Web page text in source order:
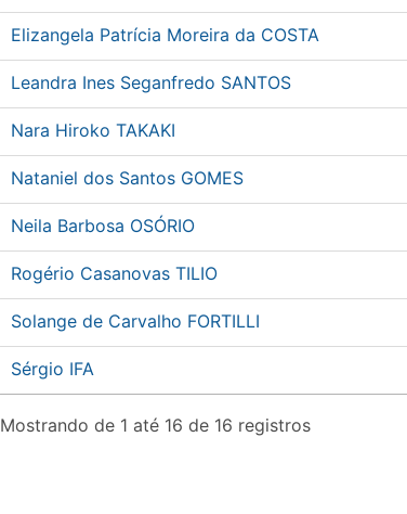
Elizangela Patrícia Moreira da COSTA
Leandra Ines Seganfredo SANTOS
Nara Hiroko TAKAKI
Nataniel dos Santos GOMES
Neila Barbosa OSÓRIO
Rogério Casanovas TILIO
Solange de Carvalho FORTILLI
Sérgio IFA
Mostrando de 1 até 16 de 16 registros